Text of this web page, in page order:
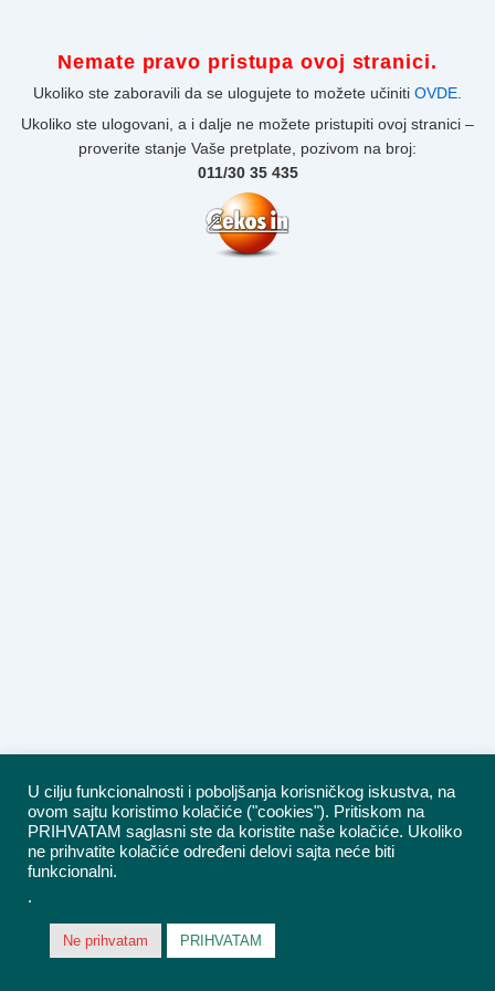
Nemate pravo pristupa ovoj stranici.
Ukoliko ste zaboravili da se ulogujete to možete učiniti OVDE
Ukoliko ste ulogovani, a i dalje ne možete pristupiti ovoj stranici –
proverite stanje Vaše pretplate, pozivom na broj:
011/30 35 435
U cilju funkcionalnosti i poboljšanja korisničkog iskustva, na
ovom sajtu koristimo kolačiće ("cookies"). Pritiskom na
PRIHVATAM saglasni ste da koristite naše kolačiće. Ukoliko
ne prihvatite kolačiće određeni delovi sajta neće biti
funkcionalni.
.
Ne prihvatam PRIHVATAM